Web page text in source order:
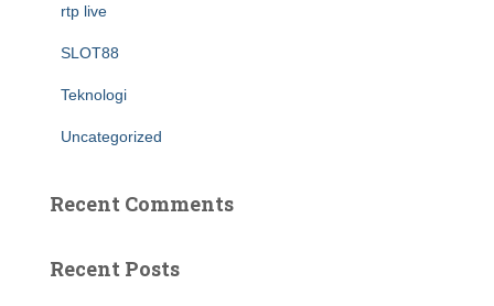
rtp live
SLOT88
Teknologi
Uncategorized
Recent Comments
Recent Posts